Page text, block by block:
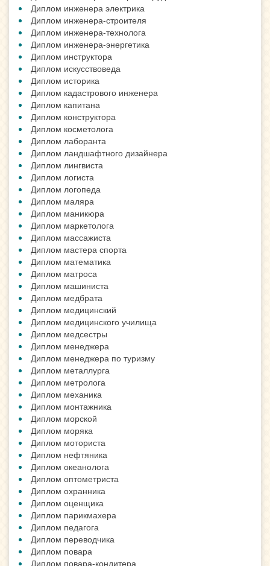
Диплом инженера электрика
Диплом инженера-строителя
Диплом инженера-технолога
Диплом инженера-энергетика
Диплом инструктора
Диплом искусствоведа
Диплом историка
Диплом кадастрового инженера
Диплом капитана
Диплом конструктора
Диплом косметолога
Диплом лаборанта
Диплом ландшафтного дизайнера
Диплом лингвиста
Диплом логиста
Диплом логопеда
Диплом маляра
Диплом маникюра
Диплом маркетолога
Диплом массажиста
Диплом мастера спорта
Диплом математика
Диплом матроса
Диплом машиниста
Диплом медбрата
Диплом медицинский
Диплом медицинского училища
Диплом медсестры
Диплом менеджера
Диплом менеджера по туризму
Диплом металлурга
Диплом метролога
Диплом механика
Диплом монтажника
Диплом морской
Диплом моряка
Диплом моториста
Диплом нефтяника
Диплом океанолога
Диплом оптометриста
Диплом охранника
Диплом оценщика
Диплом парикмахера
Диплом педагога
Диплом переводчика
Диплом повара
Диплом повара-кондитера